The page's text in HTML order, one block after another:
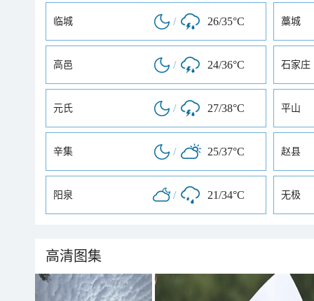
临城 / 26/35°C 藁城
高邑 / 24/36°C 石家庄
元氏 / 27/38°C 平山
辛集 / 25/37°C 赵县
阳泉 / 21/34°C 无极
高清图集